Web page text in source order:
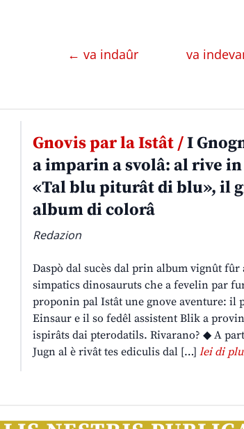
← va indaûr va
Gnovis par la Istât /I
a imparin a svolâ: al rive
«Tal blu piturât di blu», il
album di colorâ
Redazion
Daspò dal sucès dal prin album vignût fûr
simpatics dinosauruts che a fevelin par
proponin pal Istât une gnove aventure: il
Einsaur e il so fedêl assistent Blik a
ispirâts dai pterodatils. Rivarano? ◆ A
Jugn al è rivât tes ediculis dal […] lei di